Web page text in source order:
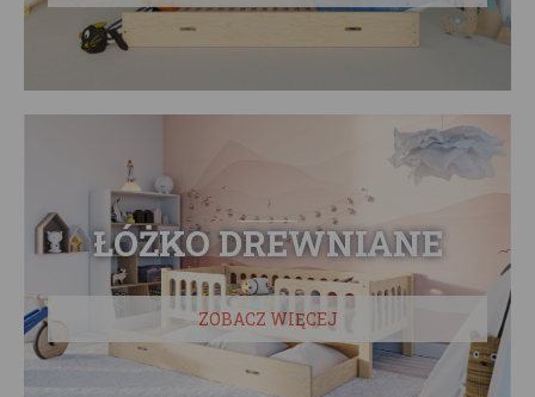
ŁÓŻKO DREWNIANE
ZOBACZ WIĘCEJ